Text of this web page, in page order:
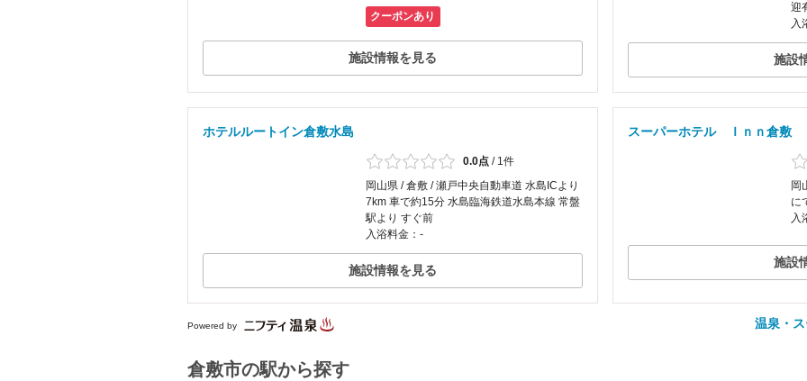
クーポンあり
施設情報を見る
迎
入
施設
ホテルルートイン倉敷水島
0.0点 / 1件
岡山県 / 倉敷 / 瀬戸中央自動車道 水島ICより
7km 車で約15分 水島臨海鉄道水島本線 常盤
駅より すぐ前
入浴料金：-
施設情報を見る
スーパーホテル Ｉｎｎ倉敷
岡
に
入
施設
Powered by 温泉・
倉敷市の駅から探す